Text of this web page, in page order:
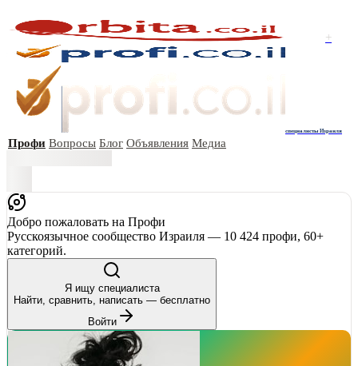
+
специалисты Израиля
Профи Вопросы Блог Объявления Медиа
Добро пожаловать на Профи
Русскоязычное сообщество Израиля — 10 424 профи, 60+
категорий.
Я ищу специалиста
Найти, сравнить, написать — бесплатно
Войти